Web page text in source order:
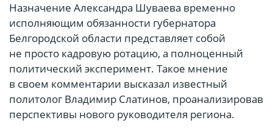
Назначение Александра Шуваева временно
исполняющим обязанности губернатора
Белгородской области представляет собой
не просто кадровую ротацию, а полноценный
политический эксперимент. Такое мнение
в своем комментарии высказал известный
политолог Владимир Слатинов, проанализировав
перспективы нового руководителя региона.